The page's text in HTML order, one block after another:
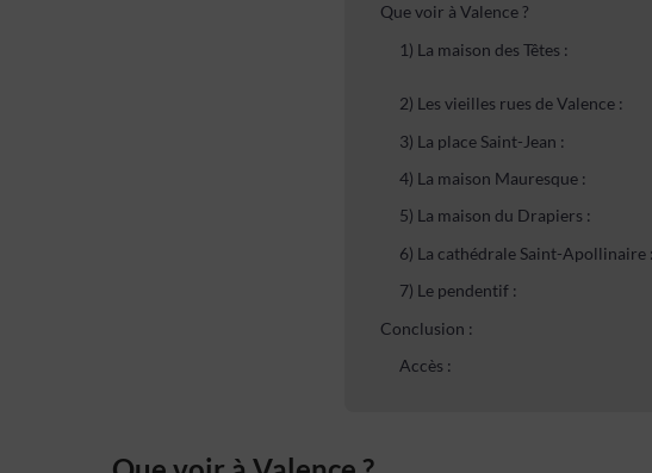
Que voir à Valence ?
1) La maison des Têtes :
2) Les vieilles rues de Valence :
3) La place Saint-Jean :
4) La maison Mauresque :
5) La maison du Drapiers :
6) La cathédrale Saint-Apollinaire
7) Le pendentif :
Conclusion :
Accès :